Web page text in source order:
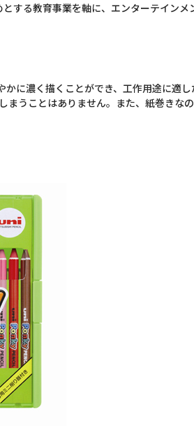
する教育事業を軸に、エンターテイン
に濃く描くことができ、工作用途に適し
うことはありません。また、紙巻きなの